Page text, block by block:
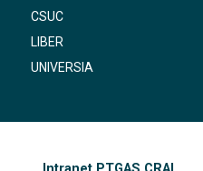
CSUC
LIBER
UNIVERSIA